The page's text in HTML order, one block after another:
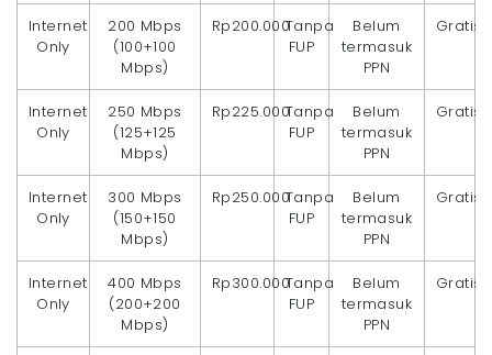
Internet
Only
200 Mbps
(100+100
Mbps)
Rp200.000Tanpa
FUP
Belum
termasuk
PPN
Gratis
Internet
Only
250 Mbps
(125+125
Mbps)
Rp225.000Tanpa
FUP
Belum
termasuk
PPN
Gratis
Internet
Only
300 Mbps
(150+150
Mbps)
Rp250.000Tanpa
FUP
Belum
termasuk
PPN
Gratis
Internet
Only
400 Mbps
(200+200
Mbps)
Rp300.000Tanpa
FUP
Belum
termasuk
PPN
Gratis